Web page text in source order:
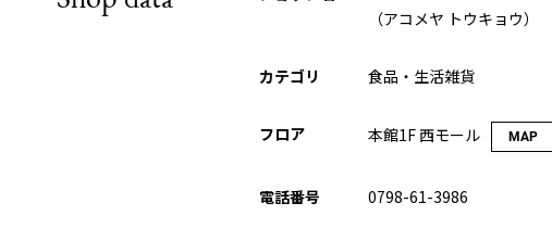
（アコメヤ トウキョウ）
カテゴリ 食品・生活雑貨
フロア 本館1F 西モール MAP
電話番号 0798-61-3986